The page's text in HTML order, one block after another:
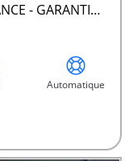
V6 300 CH TIPTRONIC S ORIGINE FRANCE - GARANTIE 12 MOIS
Automatique